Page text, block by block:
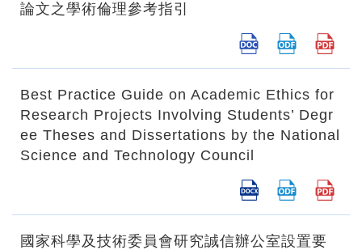
論文之學術倫理參考指引
Best Practice Guide on Academic Ethics for
Research Projects Involving Students’ Degr
ee Theses and Dissertations by the National
Science and Technology Council
國家科學及技術委員會研究誠信辦公室設置要